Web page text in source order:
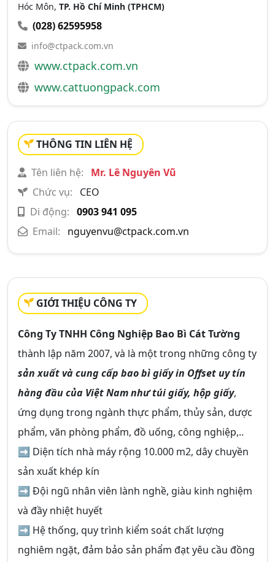
Hóc Môn, TP. Hồ Chí Minh (TPHCM)
(028) 62595958
info@ctpack.com.vn
www.ctpack.com.vn
www.cattuongpack.com
THÔNG TIN LIÊN HỆ
Tên liên hệ:
Mr. Lê Nguyên Vũ
Chức vụ:
CEO
Di động: 0903 941 095
Email:
nguyenvu@ctpack.com.vn
GIỚI THIỆU CÔNG TY
Công Ty TNHH Công Nghiệp Bao Bì Cát Tường
thành lập năm 2007, và là một trong những công ty
sản xuất và cung cấp bao bì giấy in Offset uy tín
hàng đầu của Việt Nam như túi giấy, hộp giấy,
ứng dụng trong ngành thực phẩm, thủy sản, dược
phẩm, văn phòng phẩm, đồ uống, công nghiệp,..
➡ Diện tích nhà máy rộng 10.000 m2, dây chuyền
sản xuất khép kín
➡ Đội ngũ nhân viên lành nghề, giàu kinh nghiệm
và đầy nhiệt huyết
➡ Hệ thống, quy trình kiểm soát chất lượng
nghiêm ngặt, đảm bảo sản phẩm đạt yêu cầu đồng